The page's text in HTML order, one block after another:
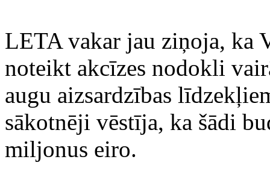
LETA vakar jau ziņoja, ka
noteikt akcīzes nodokli
augu aizsardzības
sākotnēji vēstīja, ka šādi
miljonus eiro.